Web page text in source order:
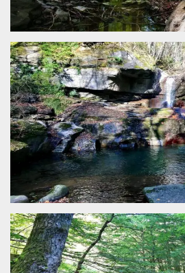
wordpress_test_cookie
Automattic
Inc.
.oooh.events
PHPSESSID
PHP.net
oooh.events